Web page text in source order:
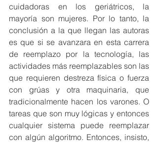
cuidadoras en los geriátricos, la
mayoría son mujeres. Por lo tanto, la
conclusión a la que llegan las autoras
es que si se avanzara en esta carrera
de reemplazo por la tecnología, las
actividades más reemplazables son las
que requieren destreza física o fuerza
con grúas y otra maquinaria, que
tradicionalmente hacen los varones. O
tareas que son muy lógicas y entonces
cualquier sistema puede reemplazar
con algún algoritmo. Entonces, insisto,